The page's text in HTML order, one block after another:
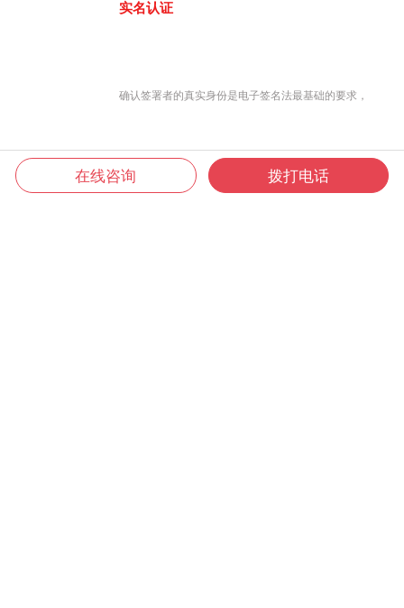
实名认证
确认签署者的真实身份是电子签名法最基础的要求，
在线咨询 拨打电话